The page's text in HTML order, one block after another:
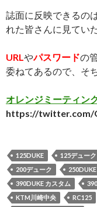
誌面に反映できるの
れた皆さんに見てい
URLやパスワードの
委ねてあるので、そ
オレンジミーティン
https://twitter.com/
125DUKE 125デューク
200デューク
250DUKE
390DUKE カスタム
KTM川崎中央
RC125